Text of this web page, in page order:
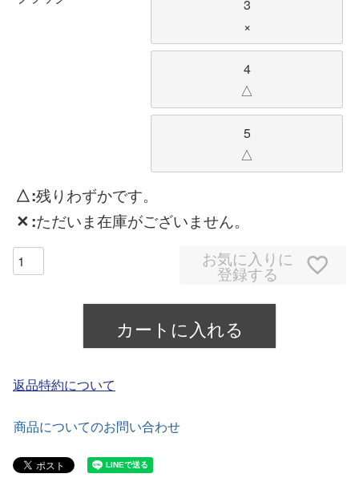
3
×
4
△
5
△
△ 残りわずかです。
✕ ただいま在庫がございません。
お気に入りに
登録する
カートに入れる
返品特約について
商品についてのお問い合わせ